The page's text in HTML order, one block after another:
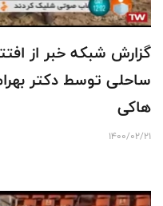
گزارش شبکه خبر از
ساحلی توسط دکتر
هاکی
1400/02/21